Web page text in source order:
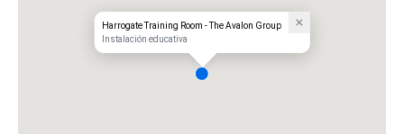
Harrogate Training Room - The Avalon Group
Instalación educativa